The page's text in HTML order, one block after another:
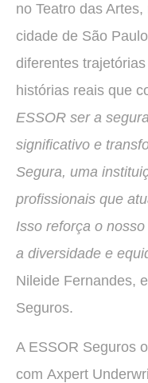
no Teatro das
cidade de São
diferentes
histórias reais que
ESSOR ser a
significativo e
Segura, uma
profissionais que
Isso reforça o
a diversidade e
Nileide Fernandes,
Seguros.
A ESSOR Seguros
com Axpert